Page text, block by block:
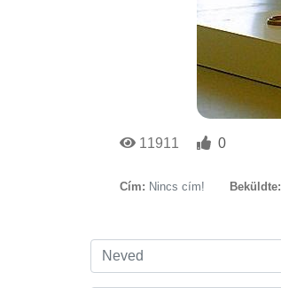
11911 0
Cím: Nincs cím! Beküldte: